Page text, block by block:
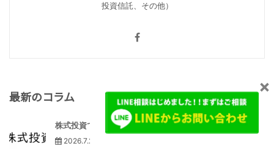
投資信託、その他）
最新のコラム
株式投資で決算のどこを見る？初...
2026.7.21
×